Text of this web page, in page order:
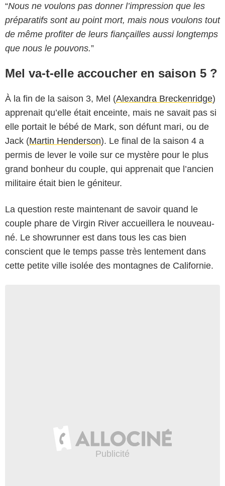
“Nous ne voulons pas donner l’impression que les
préparatifs sont au point mort, mais nous voulons tout
de même profiter de leurs fiançailles aussi longtemps
que nous le pouvons.”
Mel va-t-elle accoucher en saison 5 ?
À la fin de la saison 3, Mel (Alexandra Breckenridge)
apprenait qu’elle était enceinte, mais ne savait pas si
elle portait le bébé de Mark, son défunt mari, ou de
Jack (Martin Henderson). Le final de la saison 4 a
permis de lever le voile sur ce mystère pour le plus
grand bonheur du couple, qui apprenait que l’ancien
militaire était bien le géniteur.
La question reste maintenant de savoir quand le
couple phare de Virgin River accueillera le nouveau-
né. Le showrunner est dans tous les cas bien
conscient que le temps passe très lentement dans
cette petite ville isolée des montagnes de Californie.